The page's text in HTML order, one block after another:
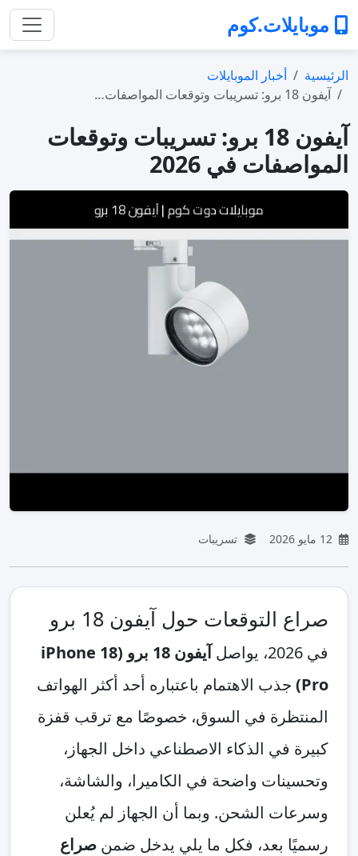
موبايلات.كوم
الرئيسية
أخبار الموبايلات
آيفون 18 برو: تسريبات وتوقعات المواصفات…
آيفون 18 برو: تسريبات وتوقعات
المواصفات في 2026
تسريبات
صراع التوقعات حول آيفون 18 برو
في 2026، يواصل
آيفون 18 برو (iPhone 18
Pro) جذب الاهتمام باعتباره أحد أكثر الهواتف
المنتظرة في السوق، خصوصًا مع ترقب قفزة
كبيرة في الذكاء الاصطناعي داخل الجهاز،
وتحسينات واضحة في الكاميرا، والشاشة،
وسرعات الشحن. وبما أن الجهاز لم يُعلن
رسميًا بعد، فكل ما يلي يدخل ضمن صراع